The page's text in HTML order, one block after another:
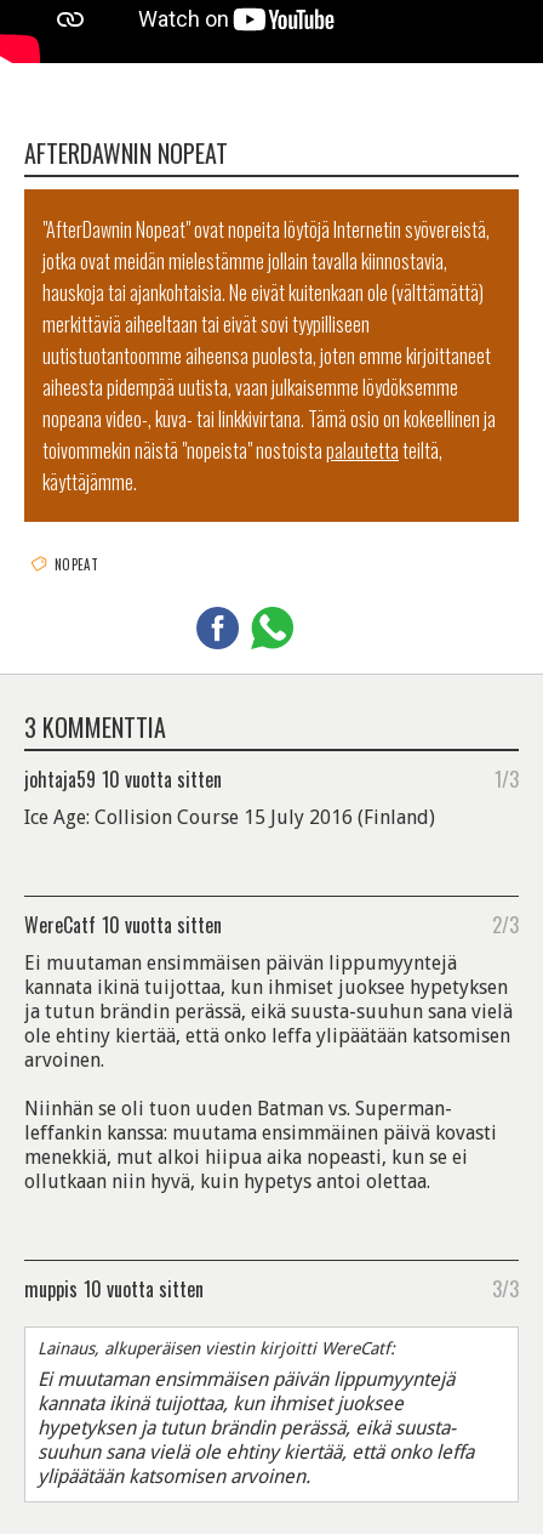
AFTERDAWNIN NOPEAT
"AfterDawnin Nopeat" ovat nopeita löytöjä Internetin syövereistä,
jotka ovat meidän mielestämme jollain tavalla kiinnostavia,
hauskoja tai ajankohtaisia. Ne eivät kuitenkaan ole (välttämättä)
merkittäviä aiheeltaan tai eivät sovi tyypilliseen
uutistuotantoomme aiheensa puolesta, joten emme kirjoittaneet
aiheesta pidempää uutista, vaan julkaisemme löydöksemme
nopeana video-, kuva- tai linkkivirtana. Tämä osio on kokeellinen ja
toivommekin näistä "nopeista" nostoistapalautettateiltä,
käyttäjämme.
NOPEAT
3 KOMMENTTIA
johtaja59 10 vuotta sitten 1/3
Ice Age: Collision Course 15 July 2016 (Finland)
WereCatf 10 vuotta sitten 2/3
Ei muutaman ensimmäisen päivän lippumyyntejä
kannata ikinä tuijottaa, kun ihmiset juoksee hypetyksen
ja tutun brändin perässä, eikä suusta-suuhun sana vielä
ole ehtiny kiertää, että onko leffa ylipäätään katsomisen
arvoinen.
Niinhän se oli tuon uuden Batman vs. Superman-
leffankin kanssa: muutama ensimmäinen päivä kovasti
menekkiä, mut alkoi hiipua aika nopeasti, kun se ei
ollutkaan niin hyvä, kuin hypetys antoi olettaa.
muppis 10 vuotta sitten 3/3
Lainaus, alkuperäisen viestin kirjoitti WereCatf:
Ei muutaman ensimmäisen päivän lippumyyntejä
kannata ikinä tuijottaa, kun ihmiset juoksee
hypetyksen ja tutun brändin perässä, eikä suusta-
suuhun sana vielä ole ehtiny kiertää, että onko leffa
ylipäätään katsomisen arvoinen.